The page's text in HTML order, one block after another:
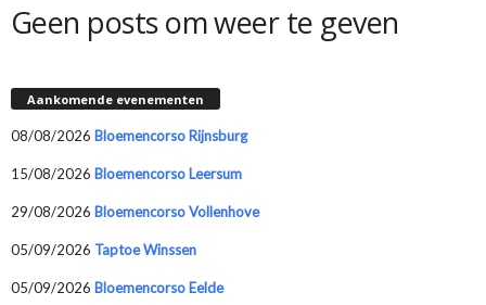
Geen posts om weer te geven
Aankomende evenementen
08/08/2026 Bloemencorso Rijnsburg
15/08/2026 Bloemencorso Leersum
29/08/2026 Bloemencorso Vollenhove
05/09/2026 Taptoe Winssen
05/09/2026 Bloemencorso Eelde